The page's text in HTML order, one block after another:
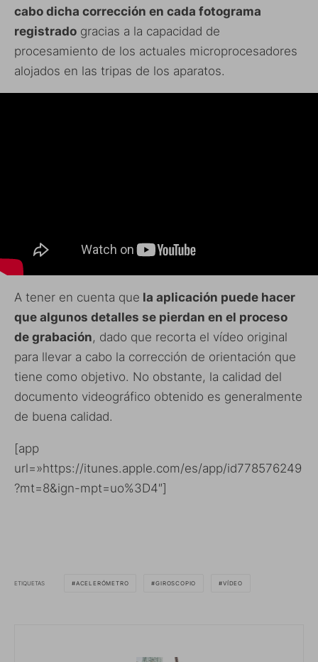
cabo dicha corrección en cada fotograma
registrado gracias a la capacidad de
procesamiento de los actuales microprocesadores
alojados en las tripas de los aparatos.
A tener en cuenta que la aplicación puede hacer
que algunos detalles se pierdan en el proceso
de grabación, dado que recorta el vídeo original
para llevar a cabo la corrección de orientación que
tiene como objetivo. No obstante, la calidad del
documento videográfico obtenido es generalmente
de buena calidad.
[app
url=»https://itunes.apple.com/es/app/id778576249
?mt=8&ign-mpt=uo%3D4″]
ETIQUETAS ACELERÓMETRO GIROSCOPIO VÍDEO